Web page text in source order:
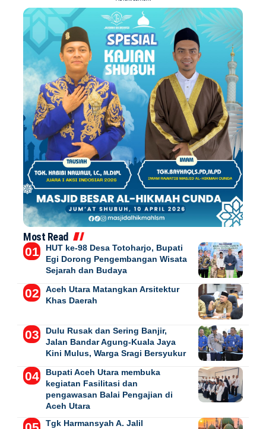
Most Read
HUT ke-98 Desa Totoharjo, Bupati
Egi Dorong Pengembangan Wisata
Sejarah dan Budaya
Aceh Utara Matangkan Arsitektur
Khas Daerah
Dulu Rusak dan Sering Banjir,
Jalan Bandar Agung-Kuala Jaya
Kini Mulus, Warga Sragi Bersyukur
Bupati Aceh Utara membuka
kegiatan Fasilitasi dan
pengawasan Balai Pengajian di
Aceh Utara
Tgk Harmansyah A. Jalil